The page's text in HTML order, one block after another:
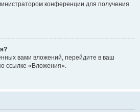
конференции для получения
вами вложений, перейдите в ваш
ссылке «Вложения».